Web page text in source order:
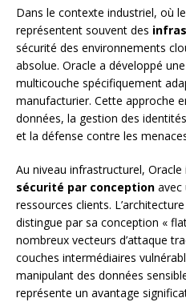
Dans le contexte industriel, où
représentent souvent des
sécurité des environnements
absolue. Oracle a développé
multicouche spécifiquement
manufacturier. Cette approche
données, la gestion des
et la défense contre les
Au niveau infrastructurel,
sécurité par conception avec
ressources clients.
distingue par sa conception «
nombreux vecteurs d’attaque
couches intermédiaires
manipulant des données
représente un avantage